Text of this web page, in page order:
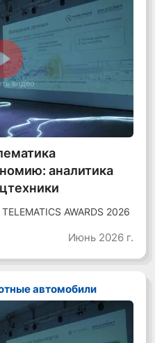
видео
аналитика
AWARDS 2026
Июнь 2026 г.
автомобили